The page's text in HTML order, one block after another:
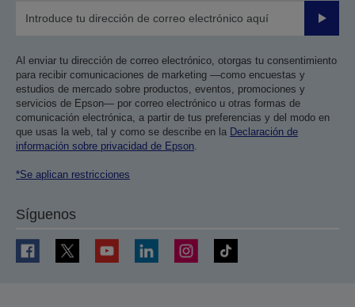
Enviar
Al enviar tu dirección de correo electrónico, otorgas tu consentimiento
para recibir comunicaciones de marketing —como encuestas y
estudios de mercado sobre productos, eventos, promociones y
servicios de Epson— por correo electrónico u otras formas de
comunicación electrónica, a partir de tus preferencias y del modo en
que usas la web, tal y como se describe en la Declaración de
información sobre privacidad de Epson
*Se aplican restricciones
Síguenos